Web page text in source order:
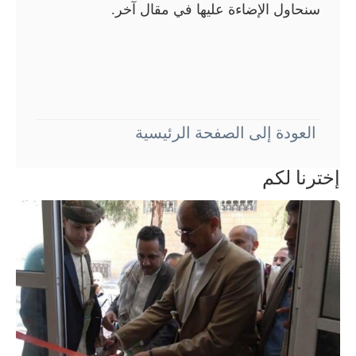
سنحاول الإضاءة عليها في مقال آخر.
العودة إلى الصفحة الرئيسية
إخترنا لكم